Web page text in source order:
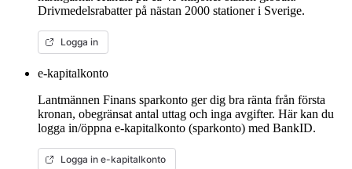
Drivmedelsrabatter på nästan 2000 stationer i Sverige.
Logga in
e-kapitalkonto
Lantmännen Finans sparkonto ger dig bra ränta från första
kronan, obegränsat antal uttag och inga avgifter. Här kan du
logga in/öppna e-kapitalkonto (sparkonto) med BankID.
Logga in e-kapitalkonto